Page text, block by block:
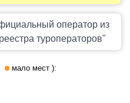
оператор из
туроператоров"
мало мест ):